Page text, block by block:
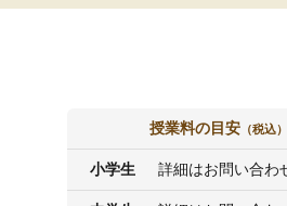
授業料の目安 （税込）
小学生 詳細はお問い合わ